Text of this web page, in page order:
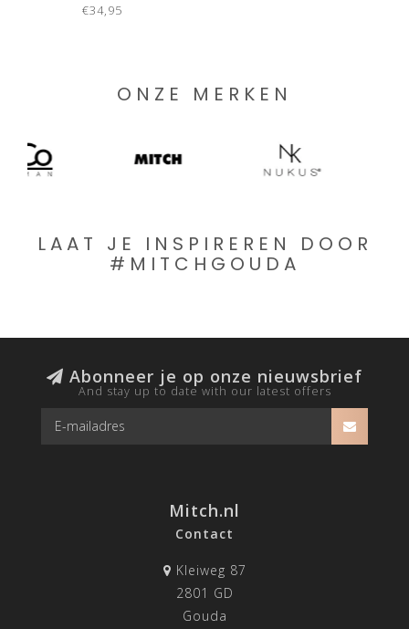
€34,95
ONZE MERKEN
LAAT JE INSPIREREN DOOR
#MITCHGOUDA
Abonneer je op onze nieuwsbrief
And stay up to date with our latest offers
Mitch.nl
Contact
Kleiweg 87
2801 GD
Gouda